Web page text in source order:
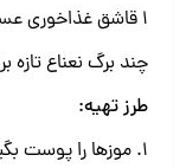
۱ قاشق غذاخوری عسل یا شیره
چند برگ نعناع تازه
طرز تهیه:
1. موزها را پوست